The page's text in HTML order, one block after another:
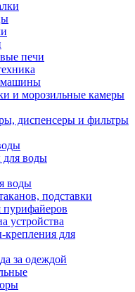
печи
машины
и морозильные камеры
диспенсеры и фильтры
воды
воды
подставки
устройства
для
за одеждой